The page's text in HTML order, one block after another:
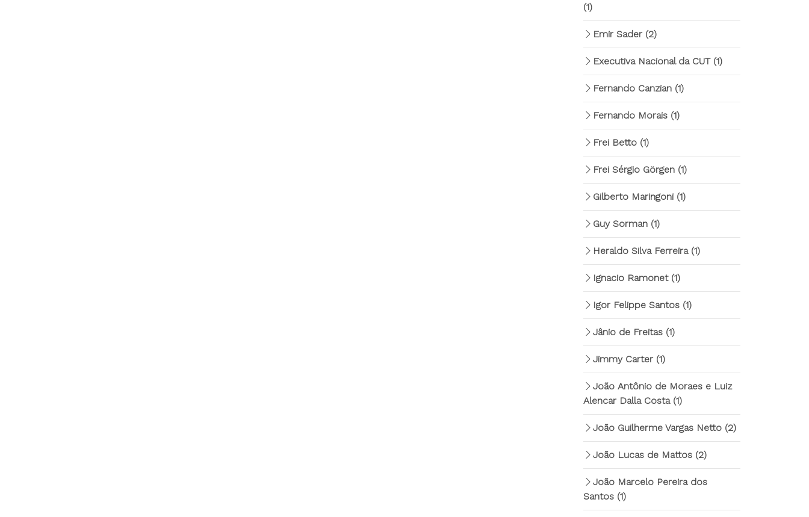
(1)
Emir Sader (2)
Executiva Nacional da CUT (1)
Fernando Canzian (1)
Fernando Morais (1)
Frei Betto (1)
Frei Sérgio Görgen (1)
Gilberto Maringoni (1)
Guy Sorman (1)
Heraldo Silva Ferreira (1)
Ignacio Ramonet (1)
Igor Felippe Santos (1)
Jânio de Freitas (1)
Jimmy Carter (1)
João Antônio de Moraes e Luiz
Alencar Dalla Costa (1)
João Guilherme Vargas Netto (2)
João Lucas de Mattos (2)
João Marcelo Pereira dos
Santos (1)